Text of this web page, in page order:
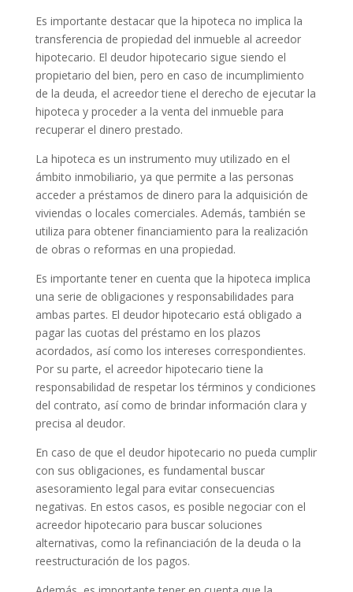
Es importante destacar que la hipoteca no implica la
transferencia de propiedad del inmueble al acreedor
hipotecario. El deudor hipotecario sigue siendo el
propietario del bien, pero en caso de incumplimiento
de la deuda, el acreedor tiene el derecho de ejecutar la
hipoteca y proceder a la venta del inmueble para
recuperar el dinero prestado.
La hipoteca es un instrumento muy utilizado en el
ámbito inmobiliario, ya que permite a las personas
acceder a préstamos de dinero para la adquisición de
viviendas o locales comerciales. Además, también se
utiliza para obtener financiamiento para la realización
de obras o reformas en una propiedad.
Es importante tener en cuenta que la hipoteca implica
una serie de obligaciones y responsabilidades para
ambas partes. El deudor hipotecario está obligado a
pagar las cuotas del préstamo en los plazos
acordados, así como los intereses correspondientes.
Por su parte, el acreedor hipotecario tiene la
responsabilidad de respetar los términos y condiciones
del contrato, así como de brindar información clara y
precisa al deudor.
En caso de que el deudor hipotecario no pueda cumplir
con sus obligaciones, es fundamental buscar
asesoramiento legal para evitar consecuencias
negativas. En estos casos, es posible negociar con el
acreedor hipotecario para buscar soluciones
alternativas, como la refinanciación de la deuda o la
reestructuración de los pagos.